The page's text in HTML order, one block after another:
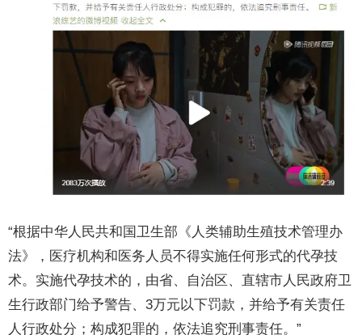
“根据中华人民共和国卫生部《人类辅助生殖技术管理办
法》，医疗机构和医务人员不得实施任何形式的代孕技
术。实施代孕技术的，由省、自治区、直辖市人民政府卫
生行政部门给予警告、3万元以下罚款，并给予有关责任
人行政处分；构成犯罪的，依法追究刑事责任。”